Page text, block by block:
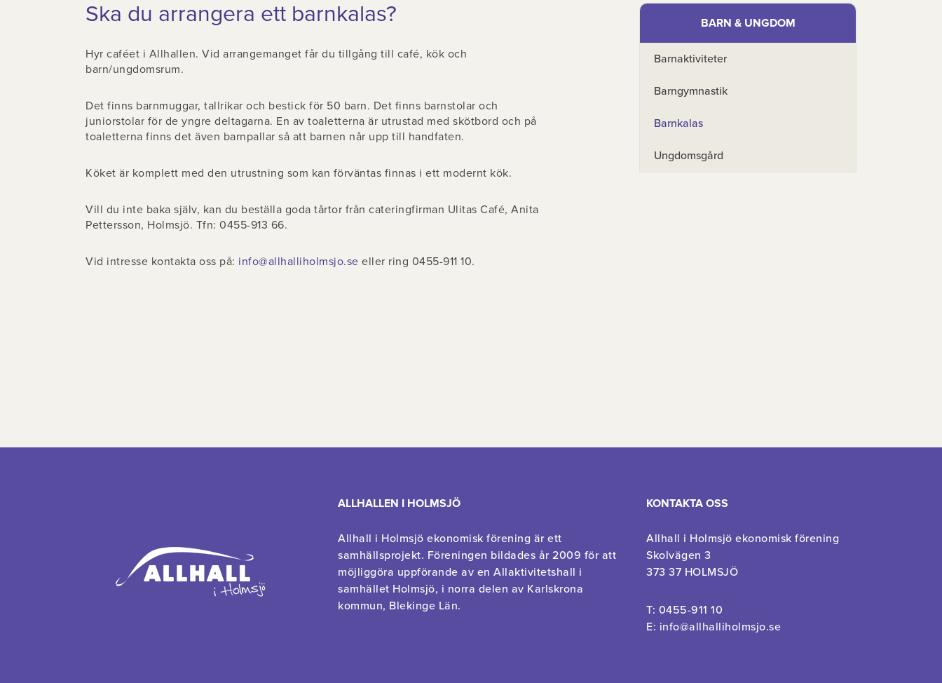
Ska du arrangera ett barnkalas?
Hyr caféet i Allhallen. Vid arrangemanget får du tillgång till café, kök och
barn/ungdomsrum.
Det finns barnmuggar, tallrikar och bestick för 50 barn. Det finns barnstolar och
juniorstolar för de yngre deltagarna. En av toaletterna är utrustad med skötbord och på
toaletterna finns det även barnpallar så att barnen når upp till handfaten.
Köket är komplett med den utrustning som kan förväntas finnas i ett modernt kök.
Vill du inte baka själv, kan du beställa goda tårtor från cateringfirman Ulitas Café, Anita
Pettersson, Holmsjö. Tfn: 0455-913 66.
Vid intresse kontakta oss på: info@allhalliholmsjo.se eller ring 0455-911 10.
BARN & UNGDOM
Barnaktiviteter
Barngymnastik
Barnkalas
Ungdomsgård
ALLHALLEN I HOLMSJÖ
Allhall i Holmsjö ekonomisk förening är ett
samhällsprojekt. Föreningen bildades år 2009 för att
möjliggöra uppförande av en Allaktivitetshall i
samhället Holmsjö, i norra delen av Karlskrona
kommun, Blekinge Län.
KONTAKTA OSS
Allhall i Holmsjö ekonomisk förening
Skolvägen 3
373 37 HOLMSJÖ
T: 0455-911 10
E: info@allhalliholmsjo.se